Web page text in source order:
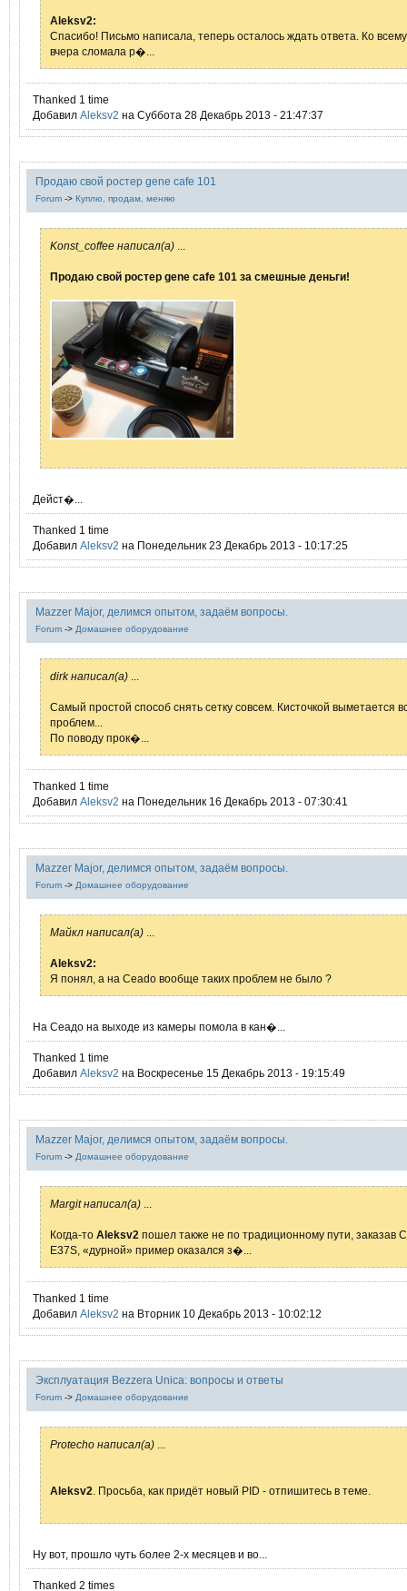
Aleksv2:
Спасибо! Письмо написала, теперь осталось ждать ответа. Ко
вчера сломала р�...
Thanked 1 time
Добавил Aleksv2 на Суббота 28 Декабрь 2013 - 21:47:37
Продаю свой ростер gene cafe 101
Forum -> Куплю, продам, меняю
Konst_coffee написал(а)
Продаю свой ростер gene cafe 101 за смешные деньги!
Дейст�...
Thanked 1 time
Добавил Aleksv2 на Понедельник 23 Декабрь 2013 - 10:17:25
Mazzer Major, делимся опытом, задаём вопросы.
Forum -> Домашнее оборудование
dirk написал(а)
Самый простой способ снять сетку совсем. Кисточкой выметается
проблем...
По поводу прок�...
Thanked 1 time
Добавил Aleksv2 на Понедельник 16 Декабрь 2013 - 07:30:41
Mazzer Major, делимся опытом, задаём вопросы.
Forum -> Домашнее оборудование
Mайкл написал(а)
Aleksv2:
Я понял, а на Ceado вообще таких проблем не было ?
На Сеадо на выходе из камеры помола в кан�...
Thanked 1 time
Добавил Aleksv2 на Воскресенье 15 Декабрь 2013 - 19:15:49
Mazzer Major, делимся опытом, задаём вопросы.
Forum -> Домашнее оборудование
Margit написал(а)
Когда-то Aleksv2 пошел также не по традиционному пути, заказав
E37S, «дурной» пример оказался з�...
Thanked 1 time
Добавил Aleksv2 на Вторник 10 Декабрь 2013 - 10:02:12
Эксплуатация Bezzera Unica: вопросы и ответы
Forum -> Домашнее оборудование
Protecho написал(а)
Aleksv2 . Просьба, как придёт новый PID - отпишитесь в теме.
Ну вот, прошло чуть более 2-х месяцев и во...
Thanked 2 times